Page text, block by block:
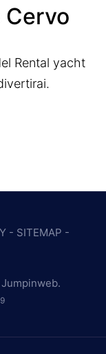
Cervo
Rental yacht
- SITEMAP -
Jumpinweb.